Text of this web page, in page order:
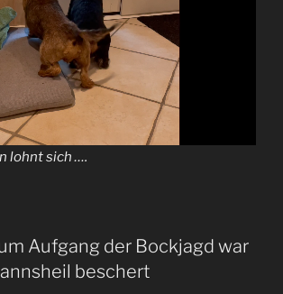
lohnt sich ….
Aufgang der Bockjagd war
beschert